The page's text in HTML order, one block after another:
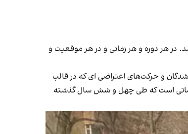
در هر دوره و هر زمانی و در هر موقعیت و
و حرکت‌های اعتراضی ای که در قالب
است که طی چهل و شش سال گذشته